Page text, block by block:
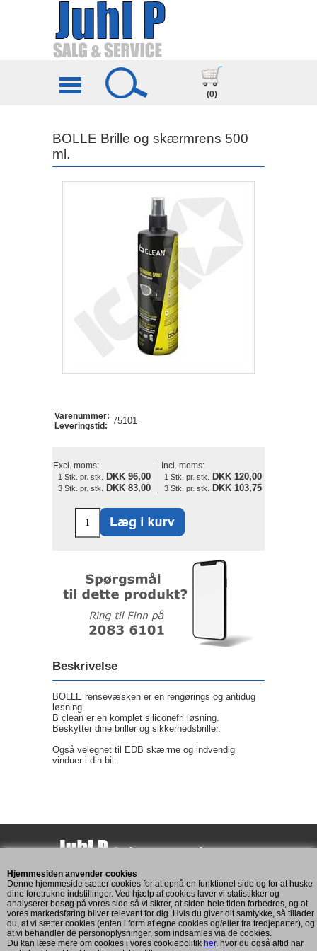
Hjemmesiden anvender cookies
Denne hjemmeside sætter cookies for at opnå en funktionel side og for at huske
dine foretrukne indstillinger. Ved hjælp af cookies laver vi statistikker og
analyserer besøg på vores side så vi sikrer, at siden hele tiden forbedres, og at
vores markedsføring bliver relevant for dig. Hvis du giver dit samtykke, så tillader
du, at vi sætter cookies (enten i form af egne cookies og/eller fra tredjeparter), og
at vi behandler de personoplysninger, som indsamles via de cookies.
Du kan læse mere om cookies i vores cookiepolitik her, hvor du også altid har
(0)
BOLLE Brille og skærmrens 500
ml.
Varenummer:
Leveringstid: 75101
Excl. moms: Incl. moms:
1 Stk. pr. stk. DKK 96,00 1 Stk. pr. stk. DKK 120,00
3 Stk. pr. stk. DKK 83,00 3 Stk. pr. stk. DKK 103,75
Beskrivelse
BOLLE rensevæsken er en rengørings og antidug
løsning.
B clean er en komplet siliconefri løsning.
Beskytter dine briller og sikkerhedsbriller.
Også velegnet til EDB skærme og indvendig
vinduer i din bil.
Assensvej 193
5771 Stenstrup
CVR: 11269893